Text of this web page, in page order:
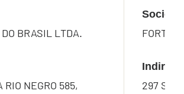
BRASIL LTDA.
Società
FORTY
RIO NEGRO 585,
297